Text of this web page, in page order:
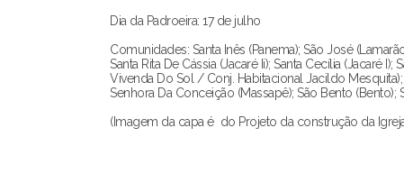
Dia da Padroeira: 17 de julho
Comunidades: Santa Inês (Panema); São José
Santa Rita De Cássia (Jacaré Ii); Santa Cecília (Jacaré
Vivenda Do Sol / Conj. Habitacional Jacildo
Senhora Da Conceição (Massapê); São Bento (Bento);
(Imagem da capa é do Projeto da construção da